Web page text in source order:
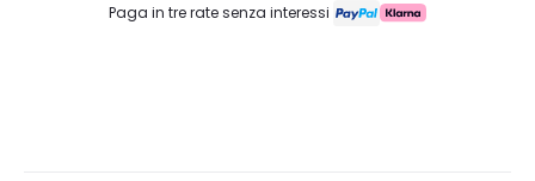
Paga in tre rate senza interessi